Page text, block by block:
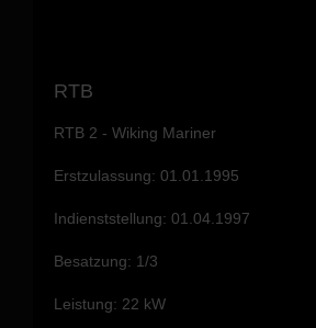
RTB
RTB 2 - Wiking Mariner
Erstzulassung: 01.01.1995
Indienststellung: 01.04.1997
Besatzung: 1/3
Leistung: 22 kW